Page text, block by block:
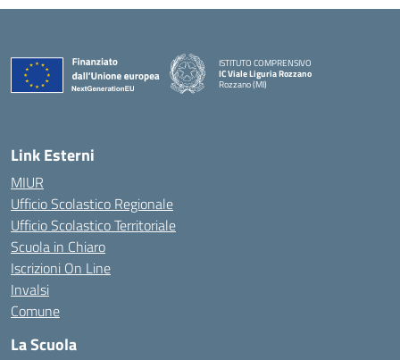
ISTITUTO COMPRENSIVO
IC Viale Liguria Rozzano
Rozzano (MI)
Link Esterni
MIUR
Ufficio Scolastico Regionale
Ufficio Scolastico Territoriale
Scuola in Chiaro
Iscrizioni On Line
Invalsi
Comune
La Scuola